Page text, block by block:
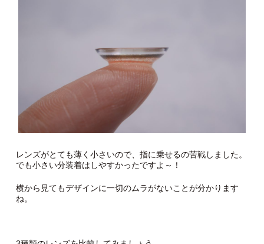
レンズがとても薄く小さいので、指に乗せるの苦戦しました。
でも小さい分装着はしやすかったですよ～！
横から見てもデザインに一切のムラがないことが分かります
ね。